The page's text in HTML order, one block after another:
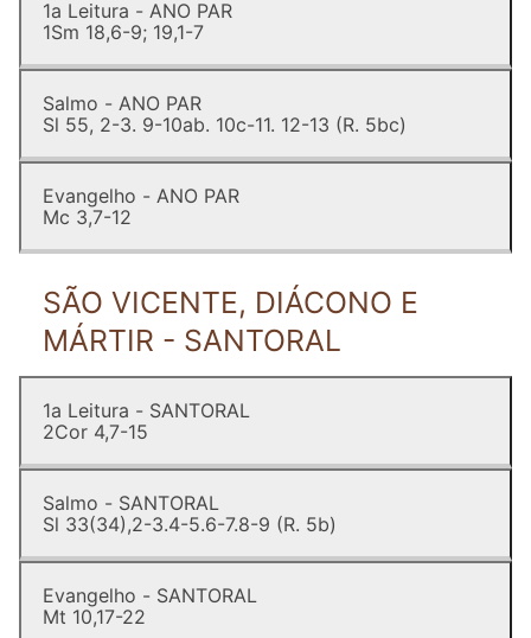
1a Leitura - ANO PAR
1Sm 18,6-9; 19,1-7
Salmo - ANO PAR
Sl 55, 2-3. 9-10ab. 10c-11. 12-13 (R. 5bc)
Evangelho - ANO PAR
Mc 3,7-12
SÃO VICENTE, DIÁCONO E
MÁRTIR - SANTORAL
1a Leitura - SANTORAL
2Cor 4,7-15
Salmo - SANTORAL
Sl 33(34),2-3.4-5.6-7.8-9 (R. 5b)
Evangelho - SANTORAL
Mt 10,17-22